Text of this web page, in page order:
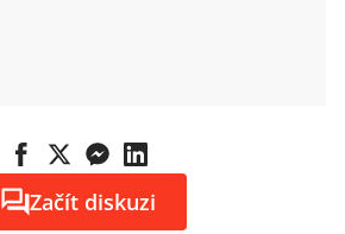
Začít diskuzi